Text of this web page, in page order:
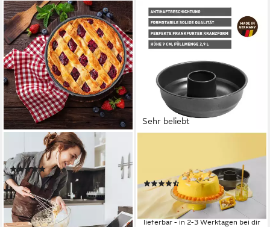
RELAXDAYS
Springform Set mit 5 Größe
(4)
19,99 € UVP39,99 €
-50%
lieferbar - in 2-3 Werktagen bei dir
Sehr beliebt
Backform Classic, Frankfurter
Kranzform, Made in Germany
(23)
16,94 € UVP21,99 €
-23%
lieferbar - in 2-3 Werktagen bei dir